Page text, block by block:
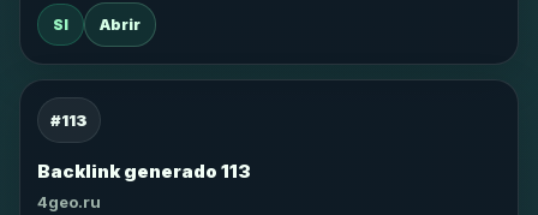
SI Abrir
#113
Backlink generado 113
4geo.ru